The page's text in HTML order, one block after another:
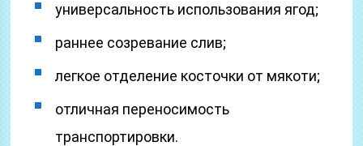
универсальность использования ягод;
раннее созревание слив;
легкое отделение косточки от мякоти;
отличная переносимость
транспортировки.